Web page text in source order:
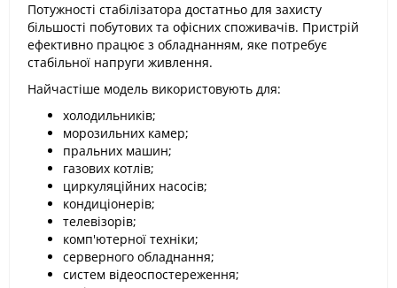
Потужності стабілізатора достатньо для захисту
більшості побутових та офісних споживачів. Пристрій
ефективно працює з обладнанням, яке потребує
стабільної напруги живлення.
Найчастіше модель використовують для:
холодильників;
морозильних камер;
пральних машин;
газових котлів;
циркуляційних насосів;
кондиціонерів;
телевізорів;
комп'ютерної техніки;
серверного обладнання;
систем відеоспостереження;